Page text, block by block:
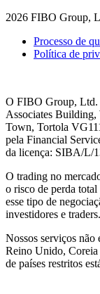
2026 FIBO Group,
Processo de
Política de
O FIBO Group, Ltd.
Associates
Town, Tortola
pela Financial
da licença: SIBA/L/
O trading no
o risco de perda
esse tipo de
investidores e traders.
Nossos serviços não
Reino Unido, Coreia
de países restritos